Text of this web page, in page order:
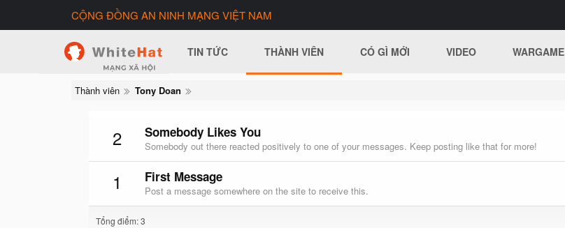
CỘNG ĐỒNG AN NINH MẠNG VIỆT NAM
TIN TỨC THÀNH VIÊN CÓ GÌ MỚI VIDEO WARGAME
Thành viên Tony Doan
2 Somebody Likes You
Somebody out there reacted positively to one of your messages. Keep posting like that for more!
1 First Message
Post a message somewhere on the site to receive this.
Tổng điểm: 3